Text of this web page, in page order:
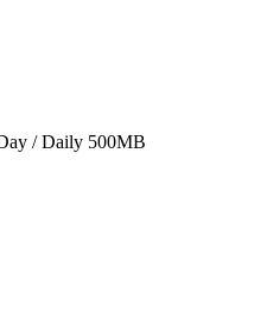
/ Daily 500MB